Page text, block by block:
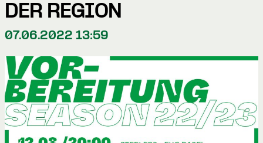
DER REGION
07.06.2022 13:59